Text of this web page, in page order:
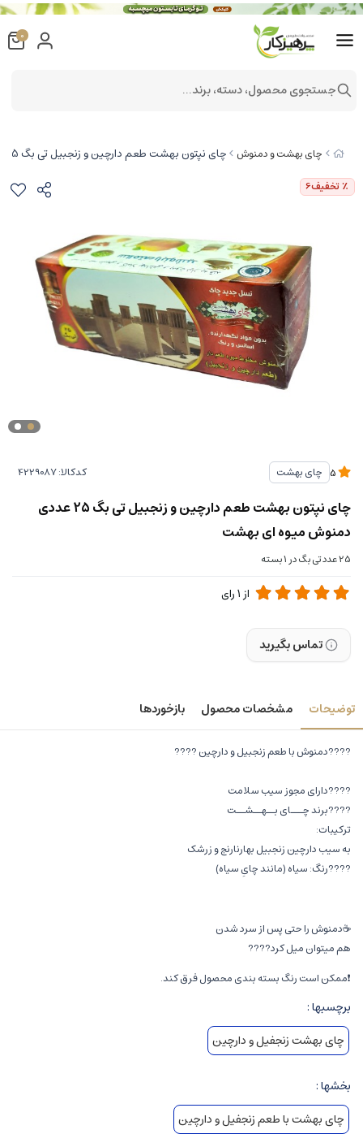
چای بهشت و دمنوش چای نپتون بهشت طعم دارچین و زنجبیل تی بگ 25 عددی دمنوش میوه ای بهشت
٪ تخفیف6
چای بهشت کدکالا:
چای نپتون بهشت طعم دارچین و زنجبیل تی بگ 25 عددی
دمنوش میوه ای بهشت
25 عدد تی بگ در 1 بسته
از 1رای
تماس بگیرید
توضیحات مشخصات محصول بازخوردها
????دمنوش با طعم زنجبیل و دارچین ????
????دارای مجوز سیب سلامت
????برند چـــای بــهــشــت
ترکیبات:
به سیب دارچین زنجبیل بهارنارنج و زرشک
????رنگ: سیاه (مانند چایِ سیاه)
☕دمنوش را حتی پس از سرد شدن
هم میتوان میل کرد????
❗ممکن است رنگ بسته بندی محصول فرق کند.
برچسبها :
چای بهشت زنجفیل و دارچین
بخشها :
چای بهشت با طعم زنجفیل و دارچین
0
جستجوی محصول، دسته، برند...